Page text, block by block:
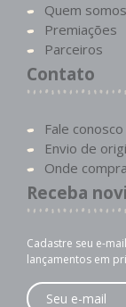
Quem somos
Premiações
Parceiros
Contato
Fale conosco
Envio de
Onde
Receba
Cadastre seu e-
lançamentos em